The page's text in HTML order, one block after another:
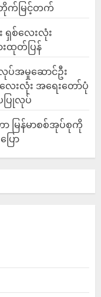
က်မြင့်တက်
ရှစ်လေးလုံး
းထုတ်ပြန်
ပ်အမှုဆောင်ဦး
ေးလုံး အရေးတော်ပုံ
ပြုလုပ်
မြန်မာစစ်အုပ်စုကို
ော